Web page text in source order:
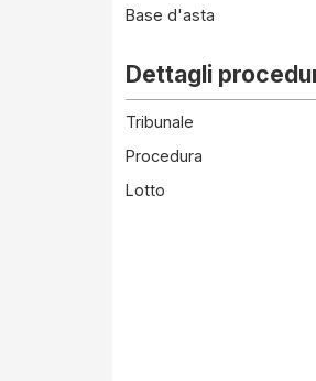
Base d'asta
Dettagli
Tribunale
Procedura
Lotto